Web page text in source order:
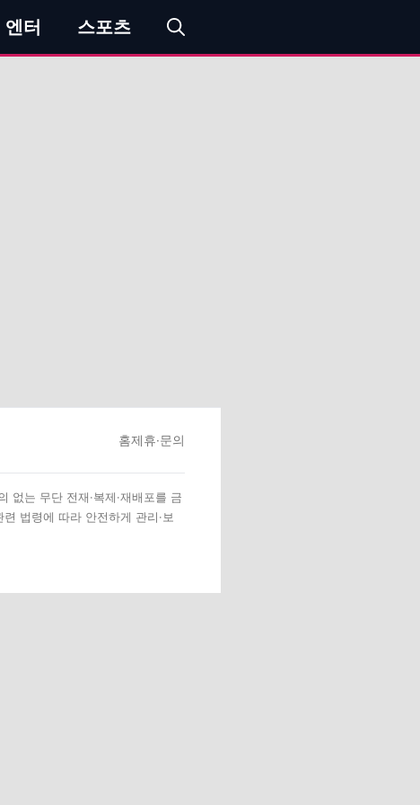
엔터 스포츠
홈제휴·문의
없는 무단 전재·복제·재배포를 금
법령에 따라 안전하게 관리·보